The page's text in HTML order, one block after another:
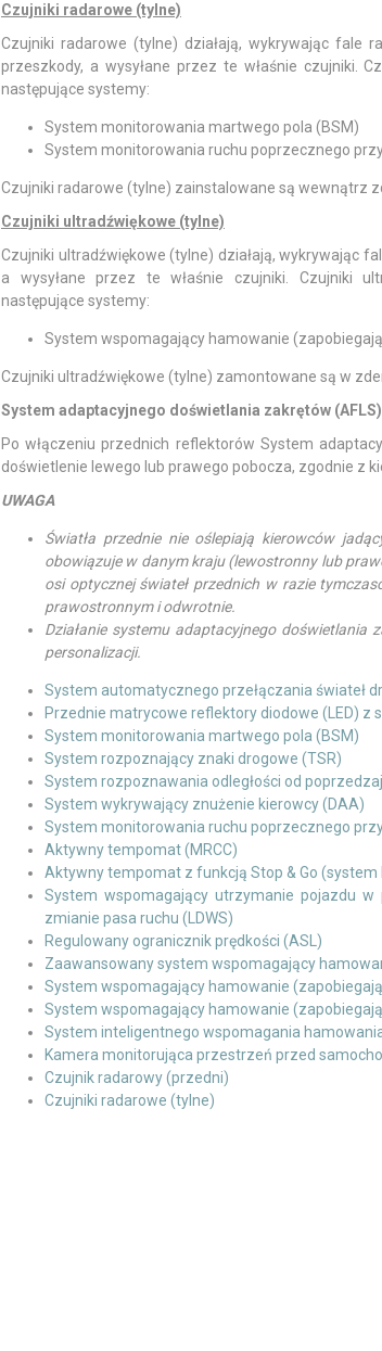
Czujniki radarowe (tylne)
Czujniki radarowe (tylne) działają, wykrywając fale
przeszkody, a wysyłane przez te właśnie czujniki.
następujące systemy:
System monitorowania martwego pola (BSM)
System monitorowania ruchu poprzecznego
Czujniki radarowe (tylne) zainstalowane są wewnątrz
Czujniki ultradźwiękowe (tylne)
Czujniki ultradźwiękowe (tylne) działają, wykrywając
a wysyłane przez te właśnie czujniki. Czujniki
następujące systemy:
System wspomagający hamowanie
Czujniki ultradźwiękowe (tylne) zamontowane są w
System adaptacyjnego doświetlania zakrętów (AFLS)
Po włączeniu przednich reflektorów System
doświetlenie lewego lub prawego pobocza, zgodnie z
UWAGA
Światła przednie nie oślepiają kierowców
obowiązuje w danym kraju (lewostronny lub
osi optycznej świateł przednich w razie
prawostronnym i odwrotnie.
Działanie systemu adaptacyjnego doświetlania
personalizacji.
System automatycznego przełączania świateł
Przednie matrycowe reflektory diodowe (LED)
System monitorowania martwego pola (BSM)
System rozpoznający znaki drogowe (TSR)
System rozpoznawania odległości od
System wykrywający znużenie kierowcy (DAA)
System monitorowania ruchu poprzecznego
Aktywny tempomat (MRCC)
Aktywny tempomat z funkcją Stop & Go (system
System wspomagający utrzymanie pojazdu
zmianie pasa ruchu (LDWS)
Regulowany ogranicznik prędkości (ASL)
Zaawansowany system wspomagający
System wspomagający hamowanie
System wspomagający hamowanie
System inteligentnego wspomagania
Kamera monitorująca przestrzeń przed
Czujnik radarowy (przedni)
Czujniki radarowe (tylne)